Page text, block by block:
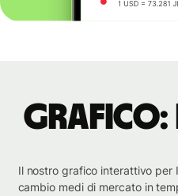
Grafico:
Il nostro grafico interattivo per
cambio medi di mercato in